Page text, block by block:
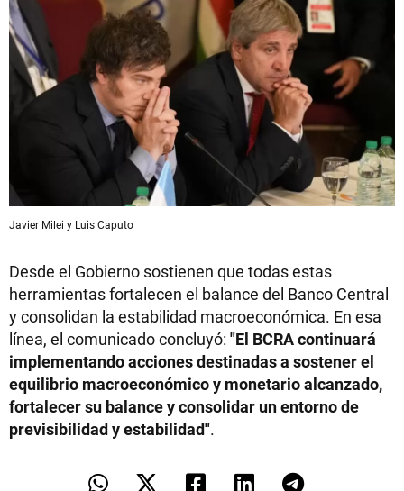
Javier Milei y Luis Caputo
Desde el Gobierno sostienen que todas estas
herramientas fortalecen el balance del Banco Central
y consolidan la estabilidad macroeconómica. En esa
línea, el comunicado concluyó: "El BCRA continuará
implementando acciones destinadas a sostener el
equilibrio macroeconómico y monetario alcanzado,
fortalecer su balance y consolidar un entorno de
previsibilidad y estabilidad".